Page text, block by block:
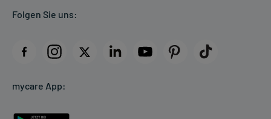
AGB
Datenschutz
Rückgabe/Widerruf
Folgen Sie uns:
mycare App: